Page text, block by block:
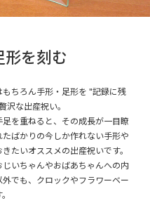
形を刻む
ちろん手形・足形を "記録に残
沢な出産祝い。
を重ねると、その成長が一目瞭
ばかりの今しか作れない手形や
たいオススメの出産祝いです。
いちゃんやおばあちゃんへの内
でも、クロックやフラワーベー